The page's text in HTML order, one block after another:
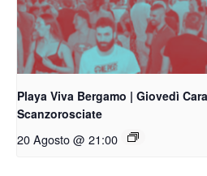
Playa Viva Bergamo | Giovedì
Scanzorosciate
20 Agosto @ 21:00